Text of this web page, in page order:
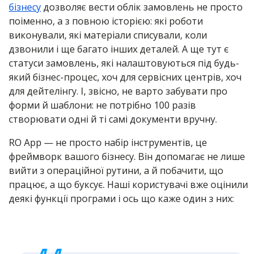
бізнесудозволяє вести облік замовлень не просто
поіменно, а з повною історією: які роботи
виконували, які матеріали списували, коли
дзвонили і ще багато інших деталей. А ще тут є
статуси замовлень, які налаштовуються під будь-
який бізнес-процес, хоч для сервісних центрів, хоч
для дейтелінгу. І, звісно, не варто забувати про
форми й шаблони: не потрібно 100 разів
створювати одні й ті самі документи вручну.
RO App — не просто набір інструментів, це
фреймворк вашого бізнесу. Він допомагає не лише
вийти з операційної рутини, а й побачити, що
працює, а що буксує. Наші користувачі вже оцінили
деякі функції програми і ось що каже один з них: